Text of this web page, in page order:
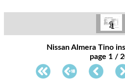
1
Nissan Almera Tino
page 1 /